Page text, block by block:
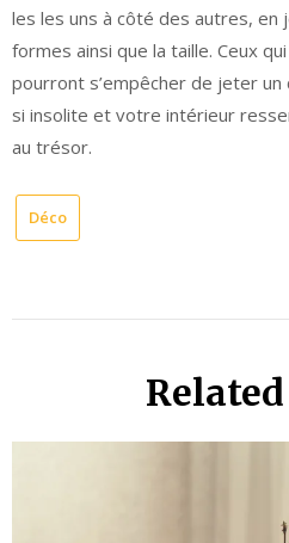
les les uns à côté des autres, en
formes ainsi que la taille. Ceux
pourront s’empêcher de jeter
si insolite et votre intérieur
au trésor.
Déco